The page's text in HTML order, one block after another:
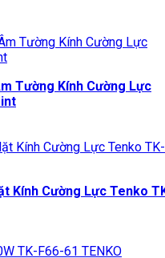
Tường Kính Cường Lực
Kính Cường Lực Tenko